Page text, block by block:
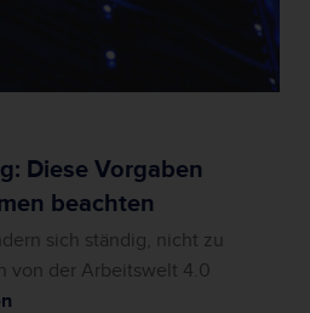
Diese Vorgaben
beachten
sich ständig, nicht zu
von der Arbeitswelt 4.0